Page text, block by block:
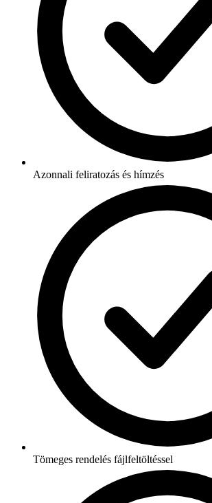
Azonnali feliratozás és hímzés
Tömeges rendelés fájlfeltöltéssel